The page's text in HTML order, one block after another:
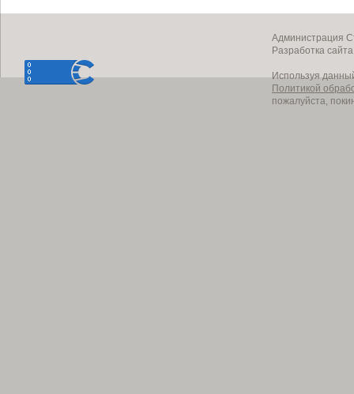
Администрация
Разработка
Используя
Политикой
пожалуйста,